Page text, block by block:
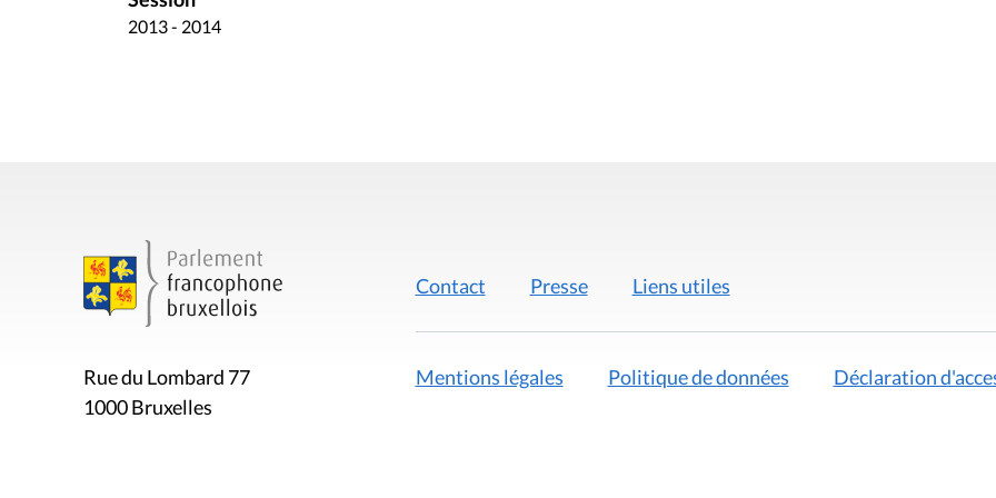
2013 - 2014
Rue du Lombard 77
1000 Bruxelles
Contact Presse Liens utiles
Mentions légales Politique de données Déclaration